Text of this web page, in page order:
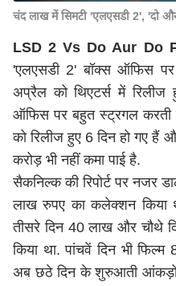
चंद लाख में सिमटी 'एलएसडी 2', 'दो
LSD 2 Vs Do Aur Do
'एलएसडी 2' बॉक्स ऑफिस
अप्रैल को थिएटर्स में
ऑफिस पर बहुत स्ट्रगल करती
को रिलीज हुए 6 दिन हो गए हैं
करोड़ भी नहीं कमा पाई है.
सैकनिल्क की रिपोर्ट पर नजर
लाख रुपए का कलेक्शन किया
तीसरे दिन 40 लाख और चौथे
किया था. पांचवें दिन भी
अब छठे दिन के शुरुआती